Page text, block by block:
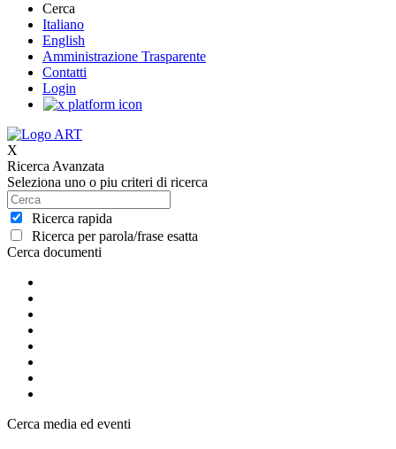
Cerca
Italiano
English
Amministrazione Trasparente
Contatti
Login
X
Ricerca Avanzata
Seleziona uno o piu criteri di ricerca
Ricerca rapida
Ricerca per parola/frase esatta
Cerca documenti
Cerca media ed eventi